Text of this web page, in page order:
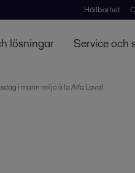
Hållbarhet
lösningar Service och
i marin miljö à la Alfa Laval